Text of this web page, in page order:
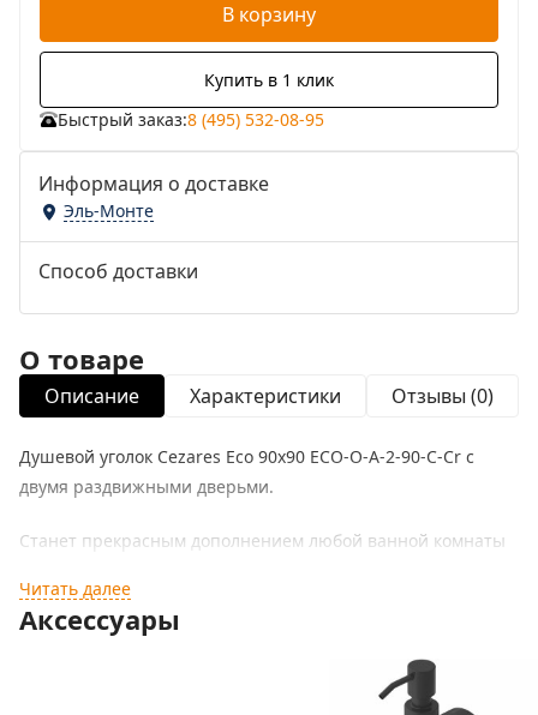
В корзину
Купить в 1 клик
Быстрый заказ:8 (495) 532-08-95
Информация о доставке
Эль-Монте
Способ доставки
О товаре
Описание Характеристики Отзывы (0)
Душевой уголок Cezares Eco 90x90 ECO-O-A-2-90-C-Cr с
двумя раздвижными дверьми.
Станет прекрасным дополнением любой ванной комнаты
современного стиля.
Читать далее
Аксессуары